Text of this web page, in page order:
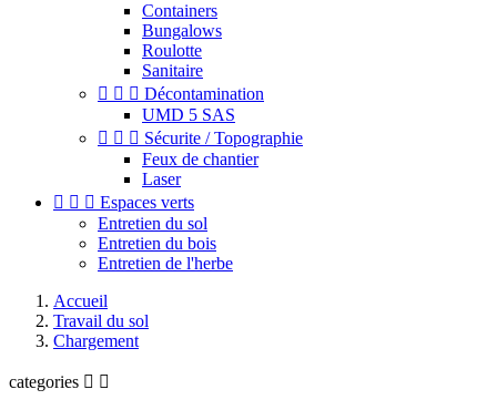
Containers
Bungalows
Roulotte
Sanitaire
   Décontamination
UMD 5 SAS
   Sécurite / Topographie
Feux de chantier
Laser
   Espaces verts
Entretien du sol
Entretien du bois
Entretien de l'herbe
Accueil
Travail du sol
Chargement
categories  